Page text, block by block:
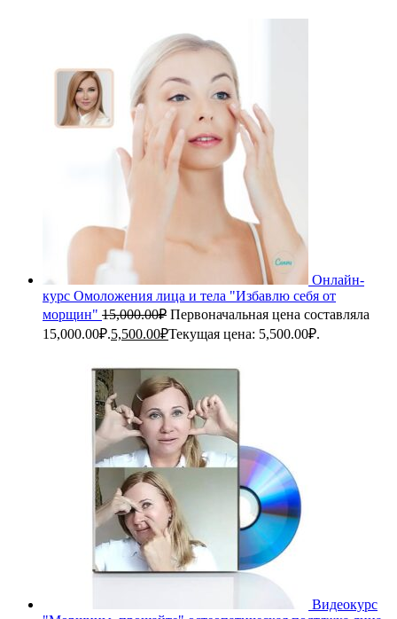
Онлайн-
курс Омоложения лица и тела "Избавлю себя от
морщин" 15,000.00₽ Первоначальная цена составляла
15,000.00₽.5,500.00₽Текущая цена: 5,500.00₽.
Видеокурс